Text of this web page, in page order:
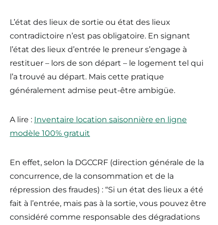
L’état des lieux de sortie ou état des lieux
contradictoire n’est pas obligatoire. En signant
l’état des lieux d’entrée le preneur s’engage à
restituer – lors de son départ – le logement tel qui
l’a trouvé au départ. Mais cette pratique
généralement admise peut-être ambigüe.
A lire : Inventaire location saisonnière en ligne
modèle 100% gratuit
En effet, selon la DGCCRF (direction générale de la
concurrence, de la consommation et de la
répression des fraudes) : “Si un état des lieux a été
fait à l’entrée, mais pas à la sortie, vous pouvez être
considéré comme responsable des dégradations